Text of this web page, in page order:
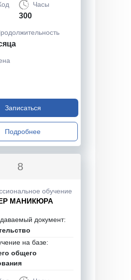
Часы
300
Записаться
Подробнее
8
обучение
МАНИКЮРА
документ:
на базе:
общего